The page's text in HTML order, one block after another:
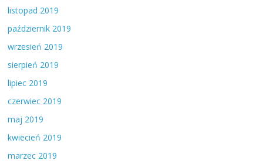
listopad 2019
październik 2019
wrzesień 2019
sierpień 2019
lipiec 2019
czerwiec 2019
maj 2019
kwiecień 2019
marzec 2019